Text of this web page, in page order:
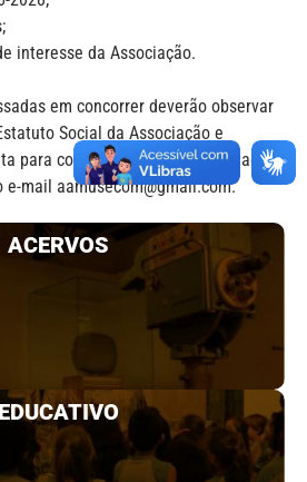
ACERVOS
EDUCATIVO
interesse da Associação.
em concorrer deverão observar
Social da Associação e
para concorrer até o dia da votação
mail aamusecom@gmail.com.